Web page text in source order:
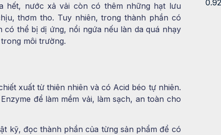
hết, nước xả vải còn có thêm những hạt lưu
thơm tho. Tuy nhiên, trong thành phần có
thể bị dị ứng, nổi ngứa nếu làn da quá nhạy
môi trường.
xuất từ thiên nhiên và có Acid béo tự nhiên.
để làm mềm vải, làm sạch, an toàn cho
kỹ, đọc thành phần của từng sản phẩm để có